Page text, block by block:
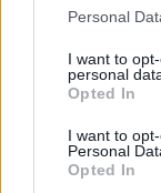
Please note that
not limited to
grant or deny
use your data
consent section.
Personal
I want to
personal
Opted In
I want to
Personal
Opted In
Ajánlott